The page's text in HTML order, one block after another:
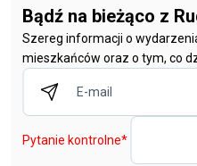
Bądź na bieżąco z
Szereg informacji o
mieszkańców oraz o tym, co
Pytanie kontrolne*